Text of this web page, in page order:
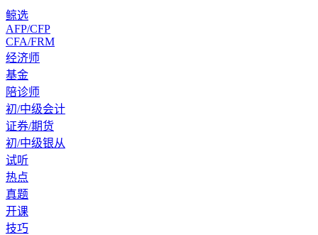
鲸选
AFP/CFP
CFA/FRM
经济师
基金
陪诊师
初/中级会计
证券/期货
初/中级银从
试听
热点
真题
开课
技巧